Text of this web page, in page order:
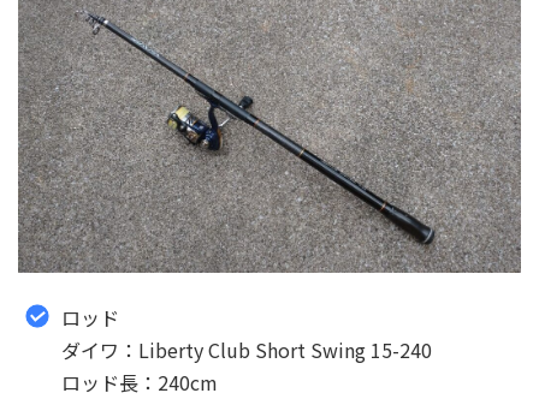
ロッド
ダイワ：Liberty Club Short Swing 15-240
ロッド長：240cm